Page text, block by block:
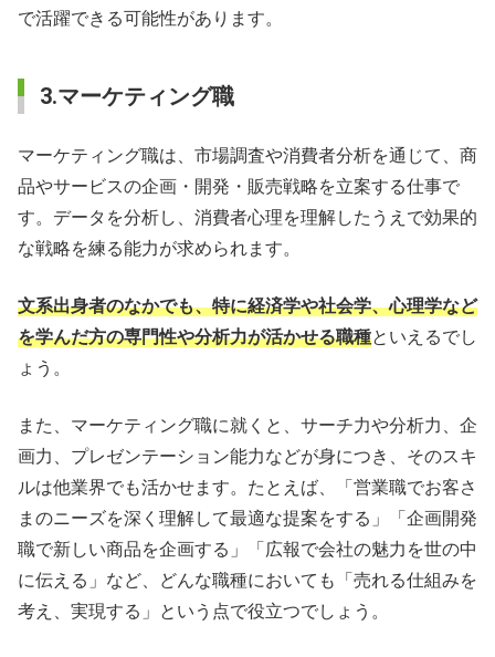
で活躍できる可能性があります。
3.マーケティング職
マーケティング職は、市場調査や消費者分析を通じて、商
品やサービスの企画・開発・販売戦略を立案する仕事で
す。データを分析し、消費者心理を理解したうえで効果的
な戦略を練る能力が求められます。
文系出身者のなかでも、特に経済学や社会学、心理学など
を学んだ方の専門性や分析力が活かせる職種といえるでし
ょう。
また、マーケティング職に就くと、サーチ力や分析力、企
画力、プレゼンテーション能力などが身につき、そのスキ
ルは他業界でも活かせます。たとえば、「営業職でお客さ
まのニーズを深く理解して最適な提案をする」「企画開発
職で新しい商品を企画する」「広報で会社の魅力を世の中
に伝える」など、どんな職種においても「売れる仕組みを
考え、実現する」という点で役立つでしょう。